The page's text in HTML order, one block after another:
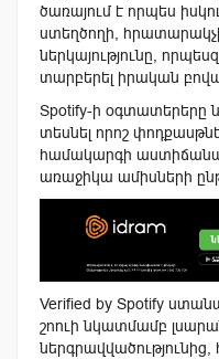
ծառայում է որպես
ստեղծողի,
ներկայությունը,
տարբերել իրական
Spotify-ի օգտատերերը
տեսնել որոշ
համակարգի
առաջիկա ամիսների
Verified by Spotify
շոուի նկատմամբ